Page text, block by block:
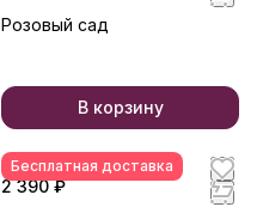
Розовый сад
В корзину
Бесплатная доставка
2 390 ₽